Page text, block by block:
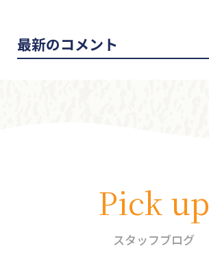
最新のコメント
Pick up
スタッフブログ